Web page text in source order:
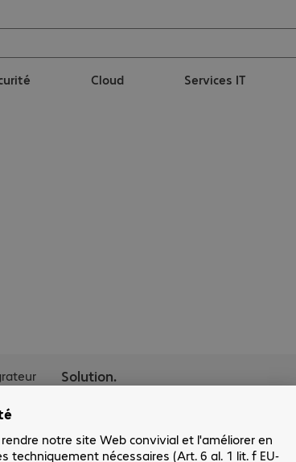
Cloud Services IT
par
Solution.